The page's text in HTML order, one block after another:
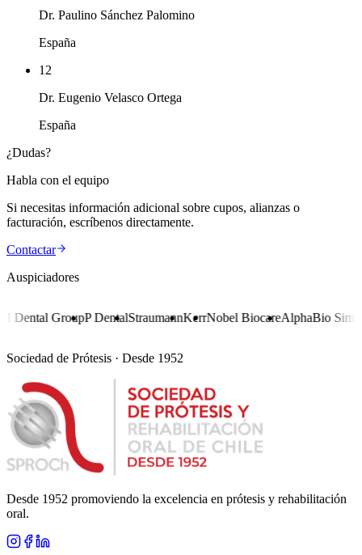
Dr. Paulino Sánchez Palomino
España
12
Dr. Eugenio Velasco Ortega
España
¿Dudas?
Habla con el equipo
Si necesitas información adicional sobre cupos, alianzas o
facturación, escríbenos directamente.
Contactar
Auspiciadores
Dental GroupP DentalStraumannKerrNobel BiocareAlphaBio
Sociedad de Prótesis · Desde 1952
Desde 1952 promoviendo la excelencia en prótesis y rehabilitación
oral.